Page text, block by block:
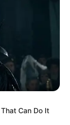
Can Do It